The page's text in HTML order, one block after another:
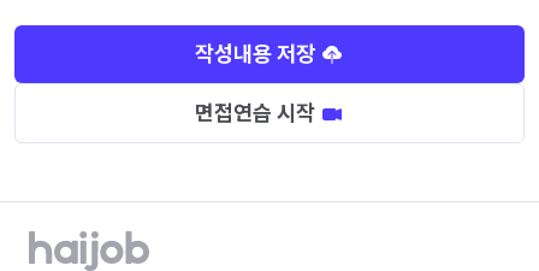
작성내용 저장
면접연습 시작